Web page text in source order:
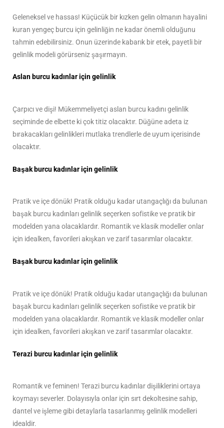
Geleneksel ve hassas! Küçücük bir kızken gelin olmanın hayalini
kuran yengeç burcu için gelinliğin ne kadar önemli olduğunu
tahmin edebilirsiniz. Onun üzerinde kabarık bir etek, payetli bir
gelinlik modeli görürseniz şaşırmayın.
Aslan burcu kadınlar için gelinlik
Çarpıcı ve dişi! Mükemmeliyetçi aslan burcu kadını gelinlik
seçiminde de elbette ki çok titiz olacaktır. Düğüne adeta iz
bırakacakları gelinlikleri mutlaka trendlerle de uyum içerisinde
olacaktır.
Başak burcu kadınlar için gelinlik
Pratik ve içe dönük! Pratik olduğu kadar utangaçlığı da bulunan
başak burcu kadınları gelinlik seçerken sofistike ve pratik bir
modelden yana olacaklardır. Romantik ve klasik modeller onlar
için idealken, favorileri akışkan ve zarif tasarımlar olacaktır.
Başak burcu kadınlar için gelinlik
Pratik ve içe dönük! Pratik olduğu kadar utangaçlığı da bulunan
başak burcu kadınları gelinlik seçerken sofistike ve pratik bir
modelden yana olacaklardır. Romantik ve klasik modeller onlar
için idealken, favorileri akışkan ve zarif tasarımlar olacaktır.
Terazi burcu kadınlar için gelinlik
Romantik ve feminen! Terazi burcu kadınlar dişiliklerini ortaya
koymayı severler. Dolayısıyla onlar için sırt dekoltesine sahip,
dantel ve işleme gibi detaylarla tasarlanmış gelinlik modelleri
idealdir.